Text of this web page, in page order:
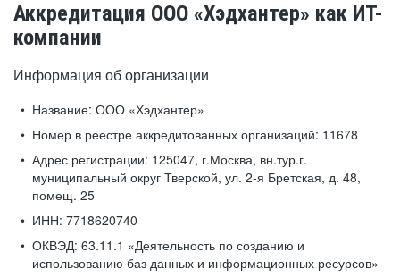
Аккредитация ООО «Хэдхантер» как ИТ-
компании
Информация об организации
Название: ООО «Хэдхантер»
Номер в реестре аккредитованных организаций: 11678
Адрес регистрации: 125047, г.Москва, вн.тур.г.
муниципальный округ Тверской, ул. 2-я Бретская, д. 48,
помещ. 25
ИНН: 7718620740
ОКВЭД: 63.11.1 «Деятельность по созданию и
использованию баз данных и информационных ресурсов»